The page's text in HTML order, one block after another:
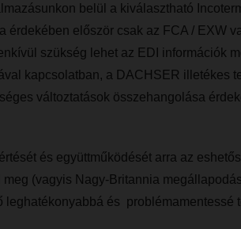
belül a kiválasztható
érdekében először csak az FCA / EXW
szükség lehet az EDI információk
kapcsolatban, a DACHSER illetékes
változtatások összehangolása
és együttműködését arra az
meg (vagyis Nagy-Britannia
leghatékonyabbá és problémamentessé